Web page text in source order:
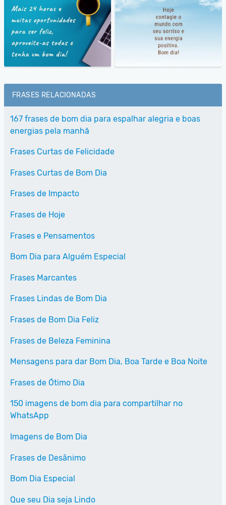
FRASES RELACIONADAS
167 frases de bom dia para espalhar alegria e boas
energias pela manhã
Frases Curtas de Felicidade
Frases Curtas de Bom Dia
Frases de Impacto
Frases de Hoje
Frases e Pensamentos
Bom Dia para Alguém Especial
Frases Marcantes
Frases Lindas de Bom Dia
Frases de Bom Dia Feliz
Frases de Beleza Feminina
Mensagens para dar Bom Dia, Boa Tarde e Boa Noite
Frases de Ótimo Dia
150 imagens de bom dia para compartilhar no
WhatsApp
Imagens de Bom Dia
Frases de Desânimo
Bom Dia Especial
Que seu Dia seja Lindo